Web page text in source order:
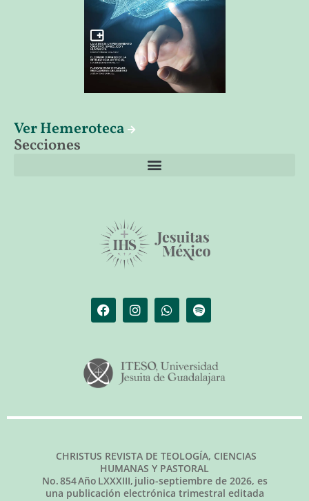
Ver Hemeroteca
Secciones
CHRISTUS REVISTA DE TEOLOGÍA, CIENCIAS
HUMANAS Y PASTORAL
No.854Año LXXXIII, julio-septiembre de 2026, es
una publicación electrónica trimestral editada